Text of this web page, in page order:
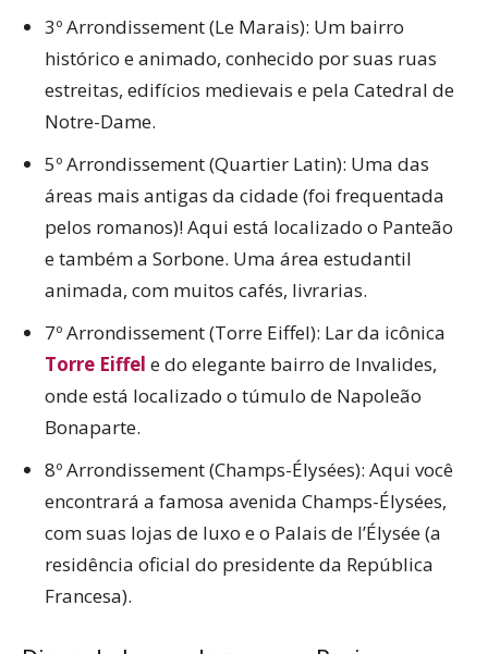
3º Arrondissement (Le Marais): Um bairro
histórico e animado, conhecido por suas ruas
estreitas, edifícios medievais e pela Catedral de
Notre-Dame.
5º Arrondissement (Quartier Latin): Uma das
áreas mais antigas da cidade (foi frequentada
pelos romanos)! Aqui está localizado o Panteão
e também a Sorbone. Uma área estudantil
animada, com muitos cafés, livrarias.
7º Arrondissement (Torre Eiffel): Lar da icônica
Torre Eiffel e do elegante bairro de Invalides,
onde está localizado o túmulo de Napoleão
Bonaparte.
8º Arrondissement (Champs-Élysées): Aqui você
encontrará a famosa avenida Champs-Élysées,
com suas lojas de luxo e o Palais de l’Élysée (a
residência oficial do presidente da República
Francesa).